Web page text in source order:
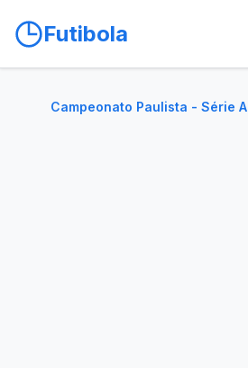
Futibola
Campeonato Paulista - Série A